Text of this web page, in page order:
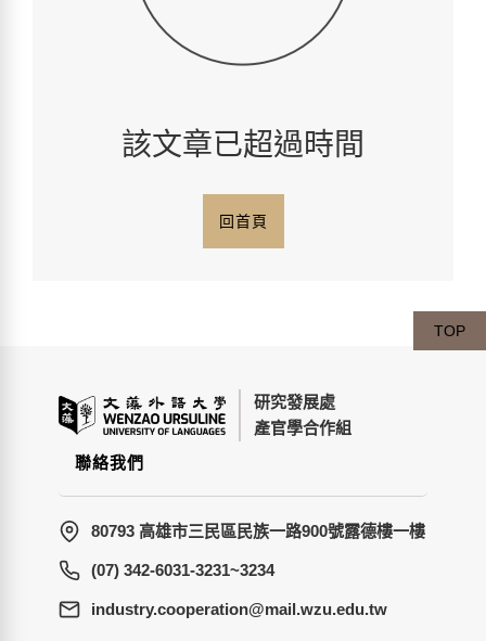
該文章已超過時間
回首頁
研究發展處
產官學合作組
聯絡我們
80793 高雄市三民區民族一路900號露德樓一樓
(07) 342-6031-3231~3234
wt.ude.uzw.liam@noitarepooc.yrtsudni
TOP